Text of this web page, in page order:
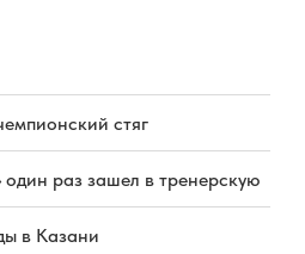
стяг
раз зашел в тренерскую
в Казани